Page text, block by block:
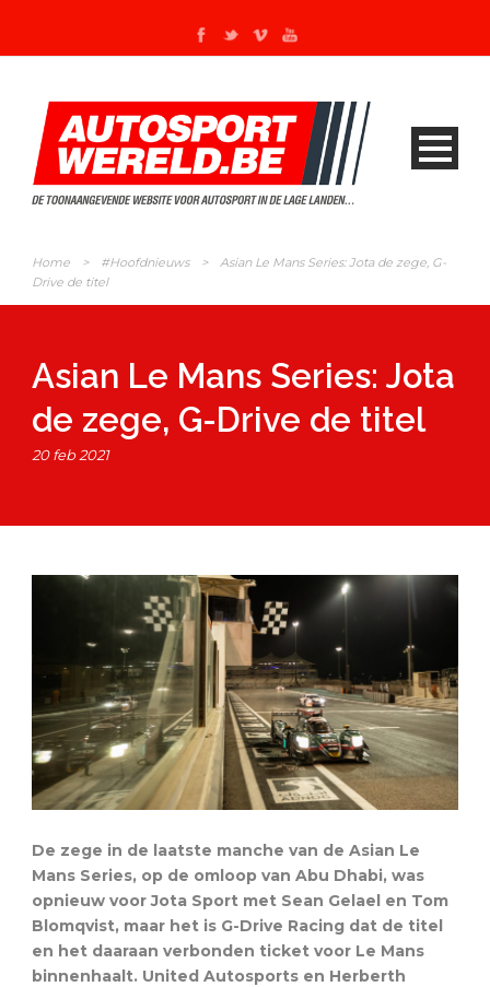
Home > #Hoofdnieuws >
Asian Le Mans Series: Jota de zege, G-
Drive de titel
Asian Le Mans Series: Jota
de zege, G-Drive de titel
20 feb 2021
De zege in de laatste manche van de Asian Le
Mans Series, op de omloop van Abu Dhabi, was
opnieuw voor Jota Sport met Sean Gelael en Tom
Blomqvist, maar het is G-Drive Racing dat de titel
en het daaraan verbonden ticket voor Le Mans
binnenhaalt. United Autosports en Herberth